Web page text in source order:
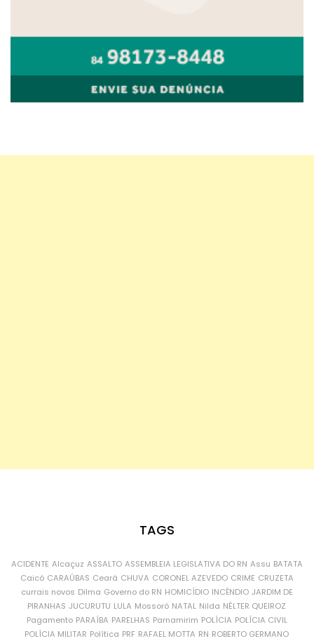
TAGS
ACIDENTE Alcaçuz ASSALTO ASSEMBLEIA LEGISLATIVA DO RN Assu BATATA
Caicó CARAÚBAS Ceará CHUVA CORONEL AZEVEDO CRIME CRUZETA
currais novos Dilma Governo do RN HOMICÍDIO INCÊNDIO JARDIM DE
PIRANHAS JUCURUTU LULA Mossoró NATAL Nilda NÉLTER QUEIROZ
Pagamento PARAÍBA PARELHAS Parnamirim POLÍCIA POLÍCIA CIVIL
POLÍCIA MILITAR Política PRF RAFAEL MOTTA RN ROBERTO GERMANO